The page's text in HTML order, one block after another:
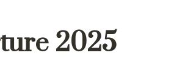
2025